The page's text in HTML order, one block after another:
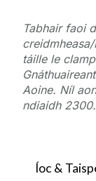
Tabhair faoi
táille le
Aoine. Níl
ndiaidh 2300.
Íoc &